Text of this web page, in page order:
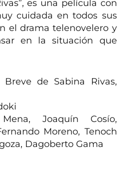
es una película con
cuidada en todos sus
el drama telenovelero y
en la situación que
de Sabina Rivas,
Joaquín Cosío,
Moreno, Tenoch
Dagoberto Gama